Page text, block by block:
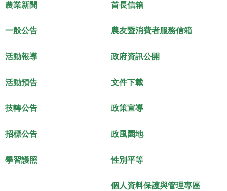
農業新聞
一般公告
活動報導
活動預告
技轉公告
招標公告
學習護照
首長信箱
農友暨消費者服務信箱
政府資訊公開
文件下載
政策宣導
政風園地
性別平等
個人資料保護與管理專區